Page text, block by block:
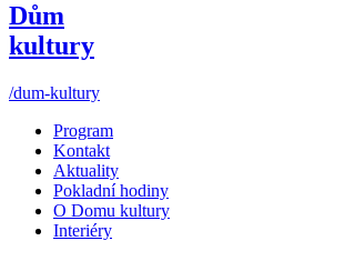
Dům
kultury
/dum-kultury
Program
Kontakt
Aktuality
Pokladní hodiny
O Domu kultury
Interiéry